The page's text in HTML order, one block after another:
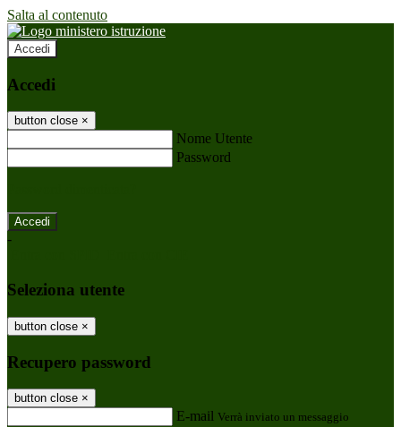
Salta al contenuto
Accedi
Accedi
button close ×
Nome Utente
Password
-
Seleziona utente
button close ×
Recupero password
button close ×
E-mail Verrà inviato un messaggio